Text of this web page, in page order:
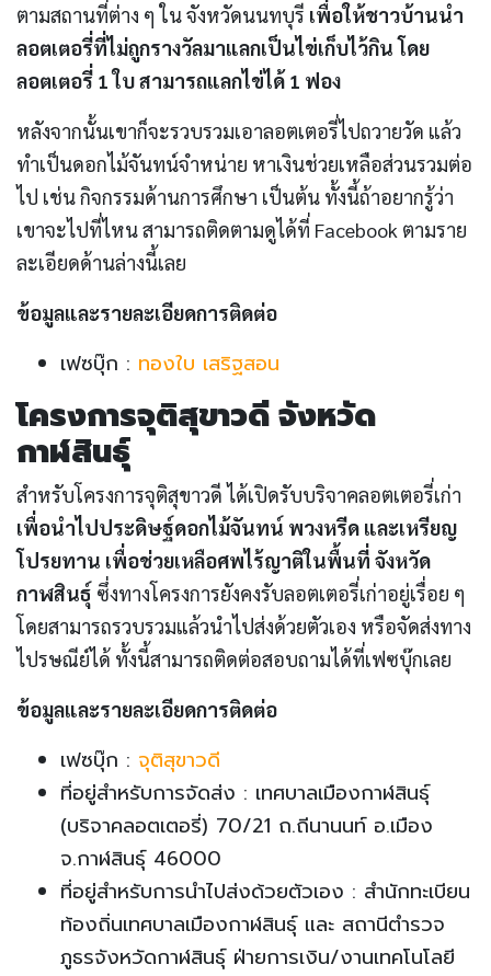
ตามสถานที่ต่าง ๆ ใน จังหวัดนนทบุรี เพื่อให้ชาวบ้านนำ
ลอตเตอรี่ที่ไม่ถูกรางวัลมาแลกเป็นไข่เก็บไว้กิน โดย
ลอตเตอรี่ 1 ใบ สามารถแลกไข่ได้ 1 ฟอง
หลังจากนั้นเขาก็จะรวบรวมเอาลอตเตอรี่ไปถวายวัด แล้ว
ทำเป็นดอกไม้จันทน์จำหน่าย หาเงินช่วยเหลือส่วนรวมต่อ
ไป เช่น กิจกรรมด้านการศึกษา เป็นต้น ทั้งนี้ถ้าอยากรู้ว่า
เขาจะไปที่ไหน สามารถติดตามดูได้ที่ Facebook ตามราย
ละเอียดด้านล่างนี้เลย
ข้อมูลและรายละเอียดการติดต่อ
เฟซบุ๊ก : ทองใบ เสริฐสอน
โครงการจุติสุขาวดี จังหวัด
กาฬสินธุ์
สำหรับโครงการจุติสุขาวดี ได้เปิดรับบริจาคลอตเตอรี่เก่า
เพื่อนำไปประดิษฐ์ดอกไม้จันทน์ พวงหรีด และเหรียญ
โปรยทาน เพื่อช่วยเหลือศพไร้ญาติในพื้นที่ จังหวัด
กาฬสินธุ์ ซึ่งทางโครงการยังคงรับลอตเตอรี่เก่าอยู่เรื่อย ๆ
โดยสามารถรวบรวมแล้วนำไปส่งด้วยตัวเอง หรือจัดส่งทาง
ไปรษณีย์ได้ ทั้งนี้สามารถติดต่อสอบถามได้ที่เฟซบุ๊กเลย
ข้อมูลและรายละเอียดการติดต่อ
เฟซบุ๊ก : จุติสุขาวดี
ที่อยู่สำหรับการจัดส่ง : เทศบาลเมืองกาฬสินธุ์
(บริจาคลอตเตอรี่) 70/21 ถ.ถีนานนท์ อ.เมือง
จ.กาฬสินธุ์ 46000
ที่อยู่สำหรับการนำไปส่งด้วยตัวเอง : สำนักทะเบียน
ท้องถิ่นเทศบาลเมืองกาฬสินธุ์ และ สถานีตำรวจ
ภูธรจังหวัดกาฬสินธุ์ ฝ่ายการเงิน/งานเทคโนโลยี